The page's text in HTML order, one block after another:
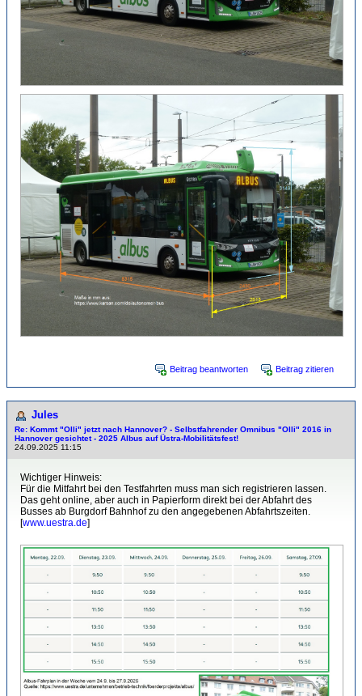
Beitrag beantworten Beitrag zitieren
Jules
Re: Kommt "Olli" jetzt nach Hannover? - Selbstfahrender Omnibus "Olli" 2016 in
Hannover gesichtet - 2025 Albus auf Üstra-Mobilitätsfest!
24.09.2025 11:15
Wichtiger Hinweis:
Für die Mitfahrt bei den Testfahrten muss man sich registrieren lassen.
Das geht online, aber auch in Papierform direkt bei der Abfahrt des
Busses ab Burgdorf Bahnhof zu den angegebenen Abfahrtszeiten.
[www.uestra.de]